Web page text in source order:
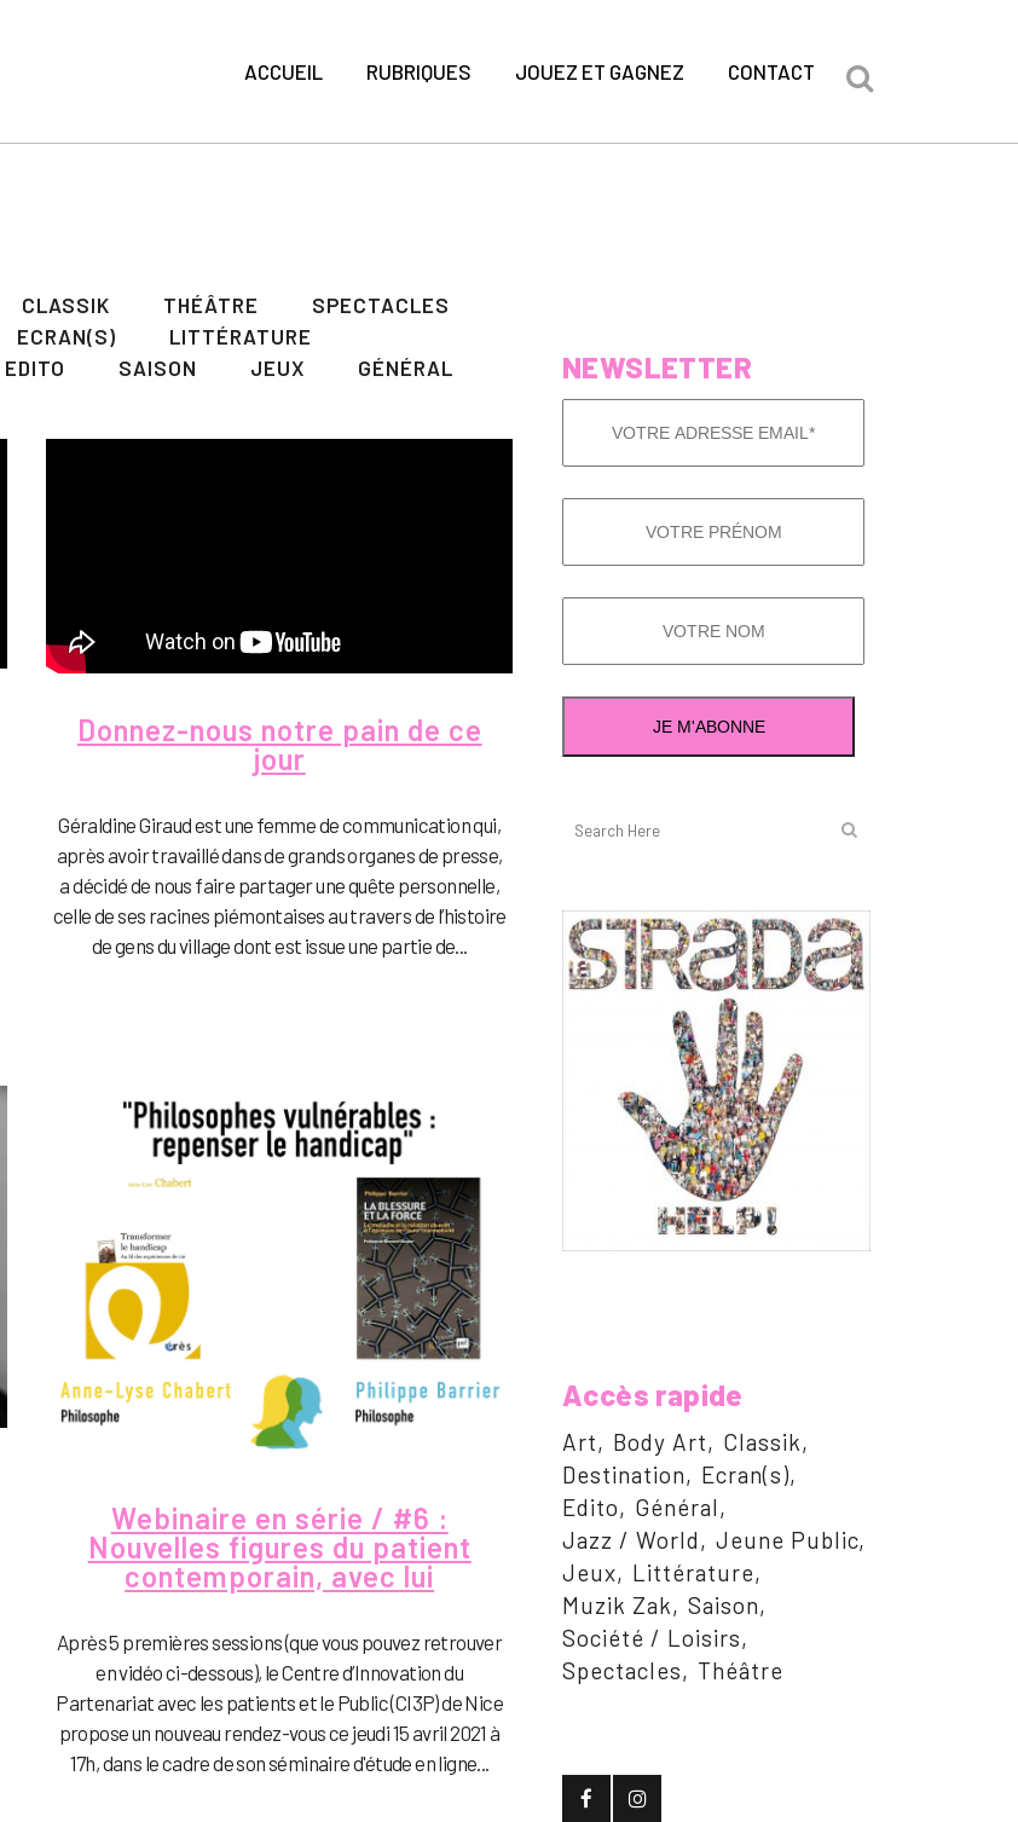
ACCUEIL RUBRIQUES JOUEZ ET GAGNEZ CONTACT
CLASSIK THÉÂTRE
SPECTACLES
ECRAN(S)
LITTÉRATURE
EDITO SAISON JEUX GÉNÉRAL
Donnez-nous notre pain de ce
jour
Géraldine Giraud est une femme de communication qui,
après avoir travaillé dans de grands organes de presse,
a décidé de nous faire partager une quête personnelle,
celle de ses racines piémontaises au travers de l’histoire
de gens du village dont est issue une partie de...
Webinaire en série / #6 :
Nouvelles figures du patient
contemporain, avec lui
Après 5 premières sessions (que vous pouvez retrouver
en vidéo ci-dessous), le Centre d’Innovation du
Partenariat avec les patients et le Public (CI3P) de Nice
propose un nouveau rendez-vous ce jeudi 15 avril 2021 à
17h, dans le cadre de son séminaire d'étude en ligne...
NEWSLETTER
Accès rapide
Art Body Art
Classik
Destination
Ecran(s)
Edito
Général
Jazz / World
Jeune Public
Jeux
Littérature
Muzik Zak
Saison
Société / Loisirs
Spectacles
Théâtre